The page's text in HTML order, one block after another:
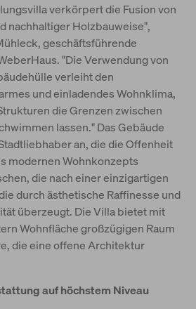
verkörpert die Fusion von
nachhaltiger Holzbauweise",
geschäftsführende
"Die Verwendung von
verleiht den
und einladendes Wohnklima,
die Grenzen zwischen
lassen." Das Gebäude
an, die die Offenheit
modernen Wohnkonzepts
die nach einer einzigartigen
durch ästhetische Raffinesse und
überzeugt. Die Villa bietet mit
Wohnfläche großzügigen Raum
die eine offene Architektur
auf höchstem Niveau